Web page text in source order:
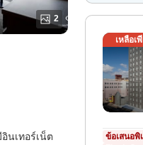
2
นเทอร์เน็ต
เหลือเ
ข้อเสนอพิ